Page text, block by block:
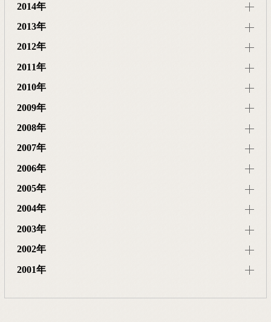
2014年
2013年
2012年
2011年
2010年
2009年
2008年
2007年
2006年
2005年
2004年
2003年
2002年
2001年